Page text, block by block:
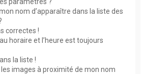
nom d’apparaître dans la liste des
correctes !
horaire et l’heure est toujours
la liste !
images à proximité de mon nom